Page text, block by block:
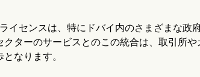
イセンスは、特にドバイ内のさまざまな政
ターのサービスとのこの統合は、取引所
なります。